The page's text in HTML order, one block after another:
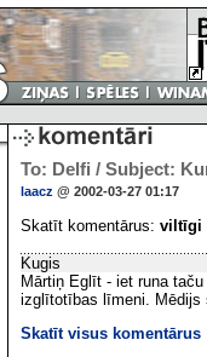
To: Delfi / Subject:
laacz @ 2002-03-27 01:17
Skatīt komentārus: viltīgi
Kugis
Mārtiņ Eglīt - iet runa
izglītotības līmeni. Mēdijs
Skatīt visus komentārus